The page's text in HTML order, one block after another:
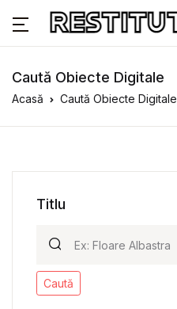
Caută Obiecte Digitale
Acasă Caută Obiecte Digitale
Titlu
Caută